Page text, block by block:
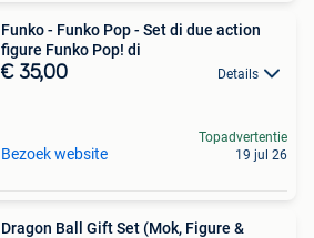
Funko - Funko Pop - Set di due action
figure Funko Pop! di
€ 35,00 Details
Bezoek website
Topadvertentie
19 jul 26
Dragon Ball Gift Set (Mok, Figure &